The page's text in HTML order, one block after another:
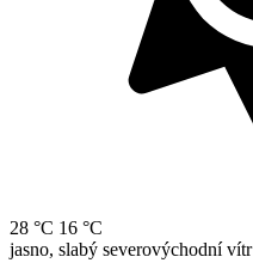
28 °C 16 °C
jasno, slabý severovýchodní vítr